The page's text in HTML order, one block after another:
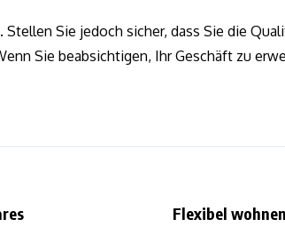
Sie jedoch sicher, dass Sie die
Sie beabsichtigen, Ihr Geschäft zu
Flexibel